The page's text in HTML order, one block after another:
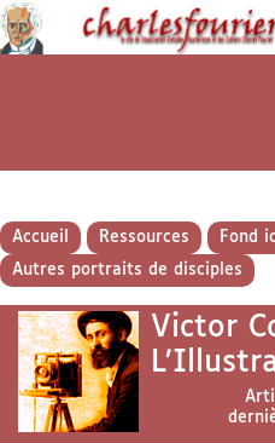
Accueil Ressources Fond
Autres portraits de disciples
Victor